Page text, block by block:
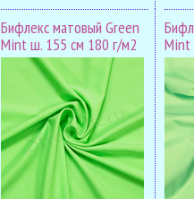
Бифлекс матовый Green
Mint ш. 155 см 180 г/м2
Mint